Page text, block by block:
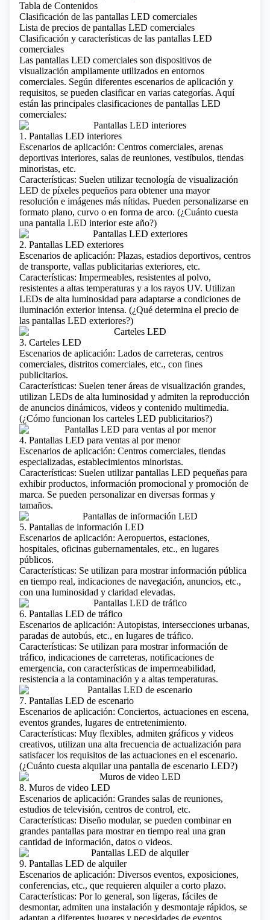
Tabla de Contenidos
Clasificación de las pantallas LED comerciales
Lista de precios de pantallas LED comerciales
Clasificación y características de las pantallas LED
comerciales
Las pantallas LED comerciales son dispositivos de
visualización ampliamente utilizados en entornos
comerciales. Según diferentes escenarios de aplicación y
requisitos, se pueden clasificar en varias categorías. Aquí
están las principales clasificaciones de pantallas LED
comerciales:
1. Pantallas LED interiores
Escenarios de aplicación: Centros comerciales, arenas
deportivas interiores, salas de reuniones, vestíbulos, tiendas
minoristas, etc.
Características: Suelen utilizar tecnología de visualización
LED de píxeles pequeños para obtener una mayor
resolución e imágenes más nítidas. Pueden personalizarse en
formato plano, curvo o en forma de arco. (¿Cuánto cuesta
una pantalla LED interior este año?)
2. Pantallas LED exteriores
Escenarios de aplicación: Plazas, estadios deportivos, centros
de transporte, vallas publicitarias exteriores, etc.
Características: Impermeables, resistentes al polvo,
resistentes a altas temperaturas y a los rayos UV. Utilizan
LEDs de alta luminosidad para adaptarse a condiciones de
iluminación exterior intensa. (¿Qué determina el precio de
las pantallas LED exteriores?)
3. Carteles LED
Escenarios de aplicación: Lados de carreteras, centros
comerciales, distritos comerciales, etc., con fines
publicitarios.
Características: Suelen tener áreas de visualización grandes,
utilizan LEDs de alta luminosidad y admiten la reproducción
de anuncios dinámicos, videos y contenido multimedia.
(¿Cómo funcionan los carteles LED publicitarios?)
4. Pantallas LED para ventas al por menor
Escenarios de aplicación: Centros comerciales, tiendas
especializadas, establecimientos minoristas.
Características: Suelen utilizar pantallas LED pequeñas para
exhibir productos, información promocional y promoción de
marca. Se pueden personalizar en diversas formas y
tamaños.
5. Pantallas de información LED
Escenarios de aplicación: Aeropuertos, estaciones,
hospitales, oficinas gubernamentales, etc., en lugares
públicos.
Características: Se utilizan para mostrar información pública
en tiempo real, indicaciones de navegación, anuncios, etc.,
con una luminosidad y claridad elevadas.
6. Pantallas LED de tráfico
Escenarios de aplicación: Autopistas, intersecciones urbanas,
paradas de autobús, etc., en lugares de tráfico.
Características: Se utilizan para mostrar información de
tráfico, indicaciones de carreteras, notificaciones de
emergencia, con características de impermeabilidad,
resistencia a la contaminación y a altas temperaturas.
7. Pantallas LED de escenario
Escenarios de aplicación: Conciertos, actuaciones en escena,
eventos grandes, lugares de entretenimiento.
Características: Muy flexibles, admiten gráficos y videos
creativos, utilizan una alta frecuencia de actualización para
satisfacer los requisitos de las actuaciones en el escenario.
(¿Cuánto cuesta alquilar una pantalla de escenario LED?)
8. Muros de video LED
Escenarios de aplicación: Grandes salas de reuniones,
estudios de televisión, centros de control, etc.
Características: Diseño modular, se pueden combinar en
grandes pantallas para mostrar en tiempo real una gran
cantidad de información, datos o videos.
9. Pantallas LED de alquiler
Escenarios de aplicación: Diversos eventos, exposiciones,
conferencias, etc., que requieren alquiler a corto plazo.
Características: Por lo general, son ligeras, fáciles de
desmontar, admiten una instalación y desmontaje rápidos, se
adaptan a diferentes lugares y necesidades de eventos.